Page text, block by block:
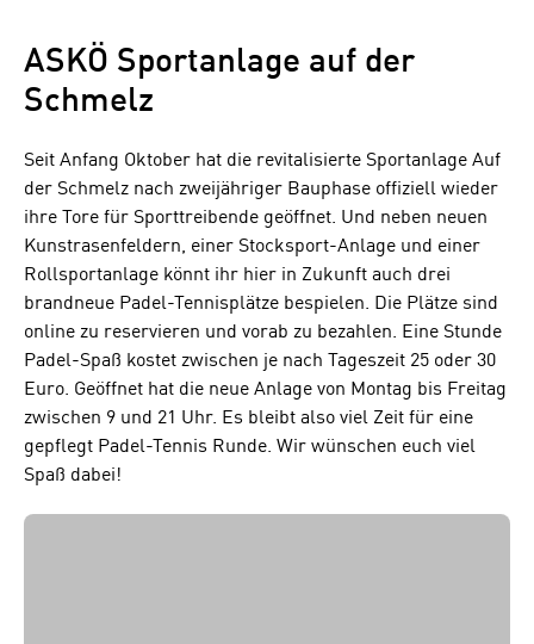
ASKÖ Sportanlage auf der
Schmelz
Seit Anfang Oktober hat die revitalisierte Sportanlage Auf
der Schmelz nach zweijähriger Bauphase offiziell wieder
ihre Tore für Sporttreibende geöffnet. Und neben neuen
Kunstrasenfeldern, einer Stocksport-Anlage und einer
Rollsportanlage könnt ihr hier in Zukunft auch drei
brandneue Padel-Tennisplätze bespielen. Die Plätze sind
online zu reservieren und vorab zu bezahlen. Eine Stunde
Padel-Spaß kostet zwischen je nach Tageszeit 25 oder 30
Euro. Geöffnet hat die neue Anlage von Montag bis Freitag
zwischen 9 und 21 Uhr. Es bleibt also viel Zeit für eine
gepflegt Padel-Tennis Runde. Wir wünschen euch viel
Spaß dabei!